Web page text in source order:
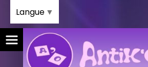
Langue ▼